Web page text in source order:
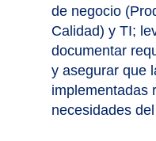
de negocio
Calidad) y TI;
documentar
y asegurar que
implementadas